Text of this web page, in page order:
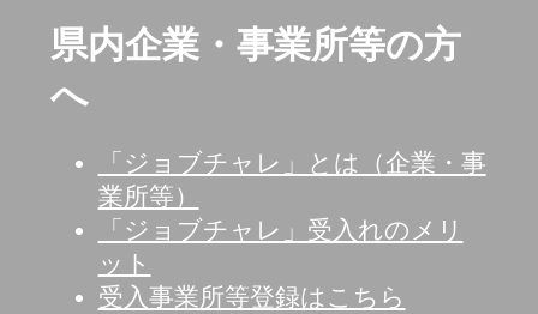
県内企業・事業所等の方
へ
「ジョブチャレ」とは（企業・事
業所等）
「ジョブチャレ」受入れのメリ
ット
受入事業所等登録はこちら